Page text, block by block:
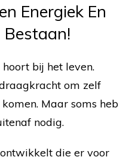
Energiek En
Bestaan!
bij het leven.
om zelf
Maar soms heb
nodig.
die er voor